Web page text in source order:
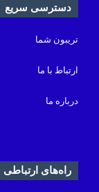
دسترسی سریع
تریبون شما
ارتباط با ما
درباره ما
راه‌های ارتباطی